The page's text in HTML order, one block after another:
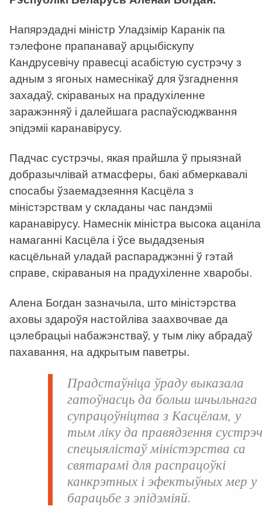
Напярэдадні міністр Уладзімір Каранік па
тэлефоне прапанаваў арцыбіскупу
Кандрусевічу правесці асабістую сустрэчу з
адным з ягоных намеснікаў для ўзгаднення
захадаў, скіраваных на прадухіленне
заражэнняў і далейшага распаўсюджвання
эпідэміі каранавірусу.
Падчас сустрэчы, якая прайшла ў прыязнай
добразычлівай атмасферы, бакі абмеркавалі
спосабы ўзаемадзеяння Касцёла з
міністэрствам у складаны час пандэміі
каранавірусу. Намеснік міністра высока ацаніла
намаганні Касцёла і ўсе выдадзеныя
касцёльнай уладай распараджэнні ў гэтай
справе, скіраваныя на прадухіленне хваробы.
Алена Богдан зазначыла, што міністэрства
аховы здароўя настойліва заахвочвае да
цэлебрацыі набажэнстваў, у тым ліку абрадаў
пахавання, на адкрытым паветры.
Прадстаўніца ўраду выказала
гатоўнасць да больш шчыльнага
супрацоўніцтва з Касцёлам, у
тым ліку да правядзення
спецыялістаў міністэрства са
святарамі для распрацоўкі
канкрэтных і эфектыўных мер у
барацьбе з эпідэміяй.